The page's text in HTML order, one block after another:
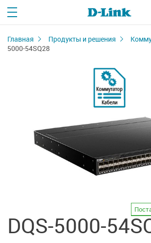
Главная Продукты и решения
5000-54SQ28
DQS-5000-